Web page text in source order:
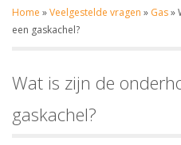
Home »Veelgestelde vragen » Gas»
een gaskachel?
Wat is zijn de
gaskachel?